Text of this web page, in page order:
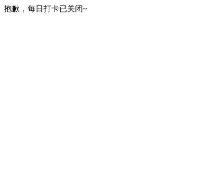
抱歉，每日打卡已关闭~